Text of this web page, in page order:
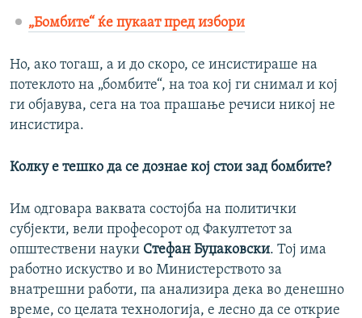
„Бомбите“ ќе пукаат пред избори
Но, ако тогаш, а и до скоро, се инсистираше на
потеклото на „бомбите“, на тоа кој ги снимал и кој
ги објавува, сега на тоа прашање речиси никој не
инсистира.
Колку е тешко да се дознае кој стои зад бомбите?
Им одговара ваквата состојба на политички
субјекти, вели професорот од Факултетот за
општествени науки Стефан Буџаковски. Тој има
работно искуство и во Министерството за
внатрешни работи, па анализира дека во денешно
време, со целата технологија, е лесно да се открие